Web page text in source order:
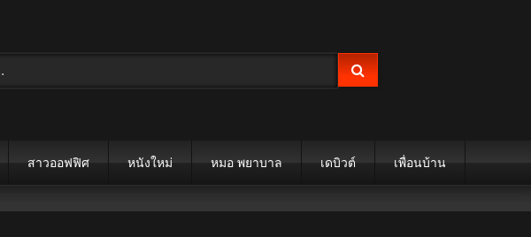
สาวออฟฟิศ หนังใหม่ หมอ พยาบาล เดบิวต์ เพื่อนบ้าน